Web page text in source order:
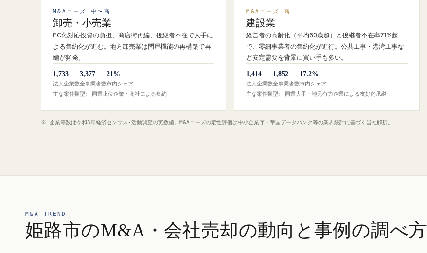
M&Aニーズ 中〜高
卸売・小売業
EC化対応投資の負担、商店街再編、後継者不在で大手に
よる集約化が進む。地方卸売業は問屋機能の再構築で再
編が頻発。
1,733
法人企業数
3,377
全事業者数
21%
市内シェア
主な案件類型: 同業上位企業・商社による集約
M&Aニーズ 高
建設業
経営者の高齢化（平均60歳超）と後継者不在率71%超
で、零細事業者の集約化が進行。公共工事・港湾工事な
ど安定需要を背景に買い手も多い。
1,414
法人企業数
1,852
全事業者数
17.2%
市内シェア
主な案件類型: 同業大手・地元有力企業による友好的承継
※ 企業等数は令和3年経済センサス‐活動調査の実数値。M&Aニーズの定性評価は中小企業庁・帝国データバンク等の業界統計に基づく当社解釈。
M&A TREND
姫路市のM&A・会社売却の動向と事例の調べ方